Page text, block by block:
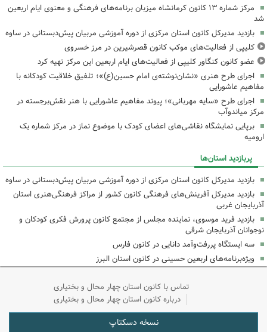
مرکز شماره ۱۳ کانون کرمانشاه میزبان برنامه‌های فرهنگی و معنوی ایام اربعین
شد
بازدید مدیرکل کانون استان مرکزی از دوره آموزشی مربیان پیش‌دبستانی در ساوه
کلیپی از فعالیت‌های موکب کانون قصرشیرین در مرز خسروی
عضو کانون کنگاور کلیپی از فعالیت‌های ایام اربعین این مرکز تهیه کرد
اجرای طرح هنری «نشان‌نوشته‌ی امام حسین(ع)»؛ تلفیق خلاقیت کودکانه با
مفاهیم عاشورایی
اجرای طرح «سایه مهربانی»؛ پیوند مفاهیم عاشورایی با هنر نقش‌برجسته در
مرکز میاندوآب
برپایی نمایشگاه نقاشی‌های اعضای کودک با موضوع نماز در مرکز شماره یک
ارومیه
پربازدید استان‌ها
بازدید مدیرکل کانون استان مرکزی از دوره آموزشی مربیان پیش‌دبستانی در ساوه
بازدید مدیرکل آفرینش‌های فرهنگی کانون کشور از مراکز فرهنگی‌هنری استان
آذربایجان غربی
بازدید فرید موسوی، نماینده مجلس از مجتمع کانون پرورش فکری کودکان و
نوجوانان آذربایجان شرقی
سه ایستگاه پررفت‌وآمد دانایی در کانون فارس
ویژه‌برنامه‌های اربعین حسینی در کانون استان البرز
تماس با کانون استان چهار محال و بختیاری
درباره کانون استان چهار محال و بختیاری
نسخه دسکتاپ